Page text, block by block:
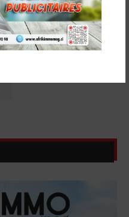
2 3
4
9 10
11
16 17
18